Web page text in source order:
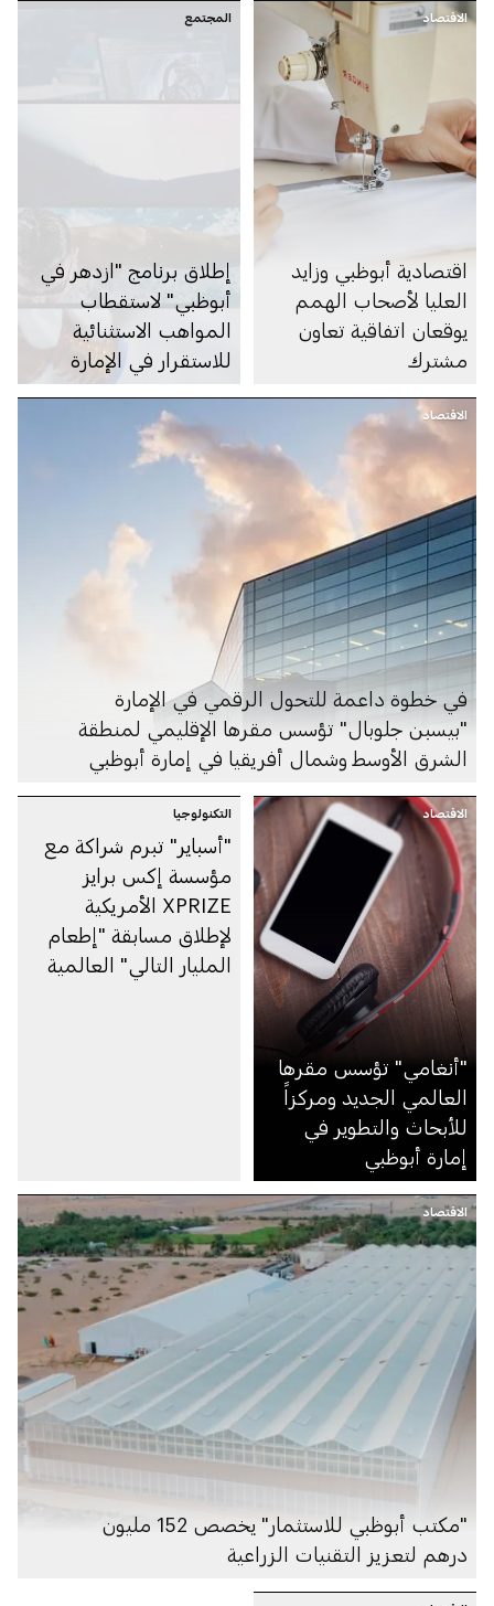
الاقتصاد
اقتصادية أبوظبي وزايد
العليا لأصحاب الهمم
يوقعان اتفاقية تعاون
مشترك
المجتمع
إطلاق برنامج "ازدهر في
أبوظبي" لاستقطاب
المواهب الاستثنائية
للاستقرار في الإمارة
الاقتصاد
في خطوة داعمة للتحول الرقمي في الإمارة
"بيسبن جلوبال" تؤسس مقرها الإقليمي لمنطقة
الشرق الأوسط وشمال أفريقيا في إمارة أبوظبي
الاقتصاد
"أنغامي" تؤسس مقرها
العالمي الجديد ومركزاً
للأبحاث والتطوير في
إمارة أبوظبي
التكنولوجيا
"أسباير" تبرم شراكة مع
مؤسسة إكس برايز
XPRIZE الأمريكية
لإطلاق مسابقة "إطعام
المليار التالي" العالمية
الاقتصاد
"مكتب أبوظبي للاستثمار" يخصص 152 مليون
درهم لتعزيز التقنيات الزراعية